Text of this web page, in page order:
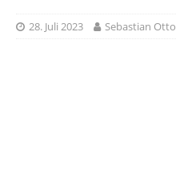
28. Juli 2023 Sebastian Otto